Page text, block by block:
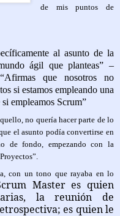
de mis puntos de
al asunto de la
ágil que planteas” –
que nosotros no
si estamos empleando una
empleamos Scrum”
no quería hacer parte de lo
el asunto podía convertirse en
de fondo, empezando con la
con un tono que rayaba en lo
Master es quien
la reunión de
es quien le